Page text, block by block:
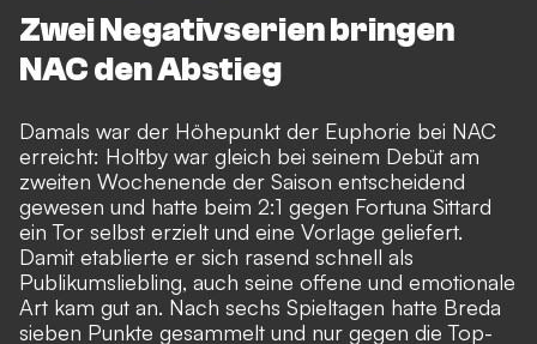
Zwei Negativserien bringen
NAC den Abstieg
Damals war der Höhepunkt der Euphorie bei NAC
erreicht: Holtby war gleich bei seinem Debüt am
zweiten Wochenende der Saison entscheidend
gewesen und hatte beim 2:1 gegen Fortuna Sittard
ein Tor selbst erzielt und eine Vorlage geliefert.
Damit etablierte er sich rasend schnell als
Publikumsliebling, auch seine offene und emotionale
Art kam gut an. Nach sechs Spieltagen hatte Breda
sieben Punkte gesammelt und nur gegen die Top-